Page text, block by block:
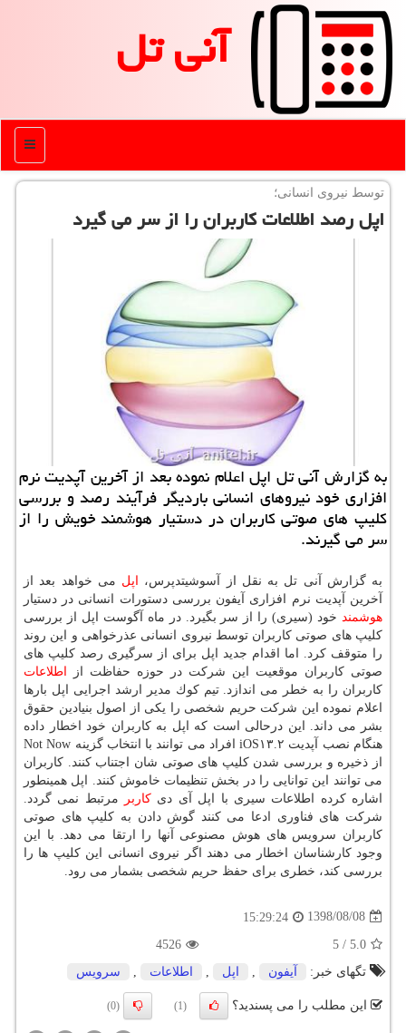
آنی تل
منو
توسط نیروی انسانی؛
اپل رصد اطلاعات كاربران را از سر می گیرد
به گزارش آنی تل اپل اعلام نموده بعد از آخرین آپدیت نرم
افزاری خود نیروهای انسانی باردیگر فرآیند رصد و بررسی
كلیپ های صوتی كاربران در دستیار هوشمند خویش را از
سر می گیرند.
به گزارش آنی تل به نقل از آسوشیتدپرس، اپل می خواهد بعد از
آخرین آپدیت نرم افزاری آیفون بررسی دستورات انسانی در دستیار
هوشمند خود (سیری) را از سر بگیرد. در ماه آگوست اپل از بررسی
كلیپ های صوتی كاربران توسط نیروی انسانی عذرخواهی و این روند
را متوقف كرد. اما اقدام جدید اپل برای از سرگیری رصد كلیپ های
صوتی كاربران موقعیت این شركت در حوزه حفاظت از
اطلاعات
كاربران را به خطر می اندازد. تیم كوك مدیر ارشد اجرایی اپل بارها
اعلام نموده این شركت حریم شخصی را یكی از اصول بنیادین حقوق
بشر می داند. این درحالی است كه اپل به كاربران خود اخطار داده
هنگام نصب آپدیت iOS۱۳.۲ افراد می توانند با انتخاب گزینه Not Now
از ذخیره و بررسی شدن كلیپ های صوتی شان اجتناب كنند. كاربران
می توانند این توانایی را در بخش تنظیمات خاموش كنند. اپل همینطور
اشاره كرده اطلاعات سیری با اپل آی دی كاربر
مرتبط نمی گردد.
شركت های فناوری ادعا می كنند گوش دادن به كلیپ های صوتی
كاربران سرویس های هوش مصنوعی آنها را ارتقا می دهد. با این
وجود كارشناسان اخطار می دهند اگر نیروی انسانی این كلیپ ها را
بررسی كند، خطری برای حفظ حریم شخصی بشمار می رود.
1398/08/08
15:29:24
5.0
/
5
4526
تگهای خبر:
آیفون اپل اطلاعات سرویس
این مطلب را می پسندید؟ (1)
(0)